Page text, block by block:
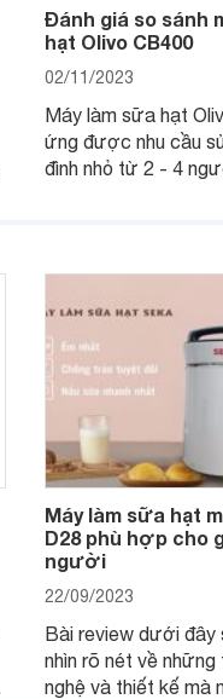
Đánh giá so sánh
hạt Olivo CB400
02/11/2023
Máy làm sữa hạt
ứng được nhu cầu
đình nhỏ từ 2 - 4
Máy làm sữa hạt
D28 phù hợp cho
người
22/09/2023
Bài review dưới đây
nhìn rõ nét về những
nghệ và thiết kế mà